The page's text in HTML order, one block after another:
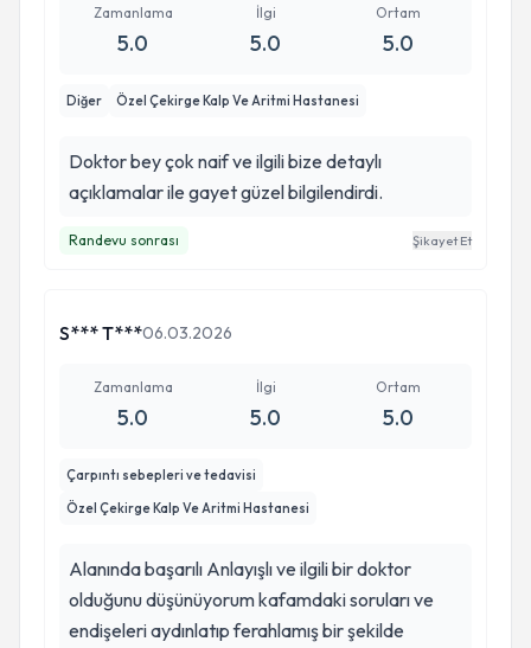
Zamanlama
5.0
İlgi
5.0
Ortam
5.0
Diğer Özel Çekirge Kalp Ve Aritmi Hastanesi
Doktor bey çok naif ve ilgili bize detaylı
açıklamalar ile gayet güzel bilgilendirdi.
Randevu sonrası Şikayet Et
S*** T***06.03.2026
Zamanlama
5.0
İlgi
5.0
Ortam
5.0
Çarpıntı sebepleri ve tedavisi
Özel Çekirge Kalp Ve Aritmi Hastanesi
Alanında başarılı Anlayışlı ve ilgili bir doktor
olduğunu düşünüyorum kafamdaki soruları ve
endişeleri aydınlatıp ferahlamış bir şekilde